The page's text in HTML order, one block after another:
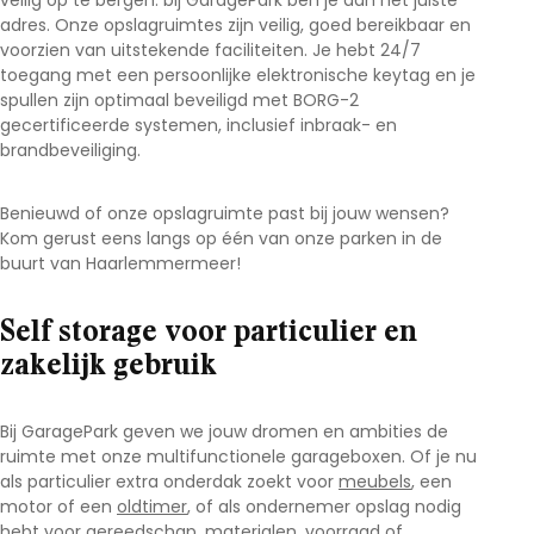
adres. Onze opslagruimtes zijn veilig, goed bereikbaar en
voorzien van uitstekende faciliteiten. Je hebt 24/7
toegang met een persoonlijke elektronische keytag en je
spullen zijn optimaal beveiligd met BORG-2
gecertificeerde systemen, inclusief inbraak- en
brandbeveiliging.
Benieuwd of onze opslagruimte past bij jouw wensen?
Kom gerust eens langs op één van onze parken in de
buurt van Haarlemmermeer!
Self storage voor particulier en
zakelijk gebruik
Bij GaragePark geven we jouw dromen en ambities de
ruimte met onze multifunctionele garageboxen. Of je nu
als particulier extra onderdak zoekt voor meubels, een
motor of een oldtimer, of als ondernemer opslag nodig